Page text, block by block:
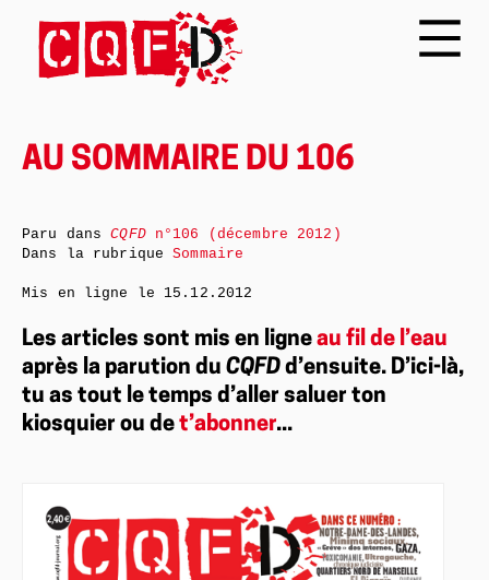
AU SOMMAIRE DU 106
Les articles sont mis en ligne au fil de l’eau
après la parution du CQFD d’ensuite. D’ici-là,
tu as tout le temps d’aller saluer ton
kiosquier ou de t’abonner...
Paru dansCQFDn°106 (décembre 2012)
Dans la rubriqueSommaire
Mis en ligne le 15.12.2012